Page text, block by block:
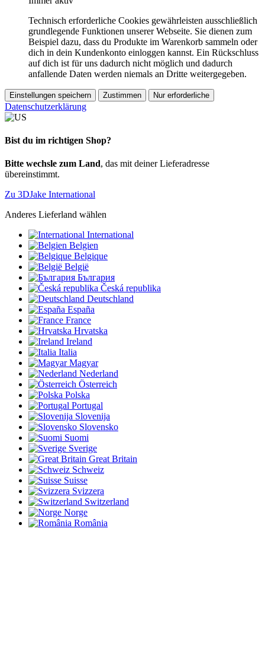
Technisch erforderliche Cookies gewährleisten ausschließlich
grundlegende Funktionen unserer Webseite. Sie dienen zum
Beispiel dazu, dass du Produkte im Warenkorb sammeln oder
dich in dein Kundenkonto einloggen kannst. Ein Rückschluss
auf dich ist für uns dadurch nicht möglich und dadurch
anfallende Daten werden niemals an Dritte weitergegeben.
Einstellungen speichern Zustimmen Nur erforderliche
Datenschutzerklärung
Bist du im richtigen Shop?
Bitte wechsle zum Land, das mit deiner Lieferadresse
übereinstimmt.
Zu 3DJake International
Anderes Lieferland wählen
International
Belgien
Belgique
België
България
Česká republika
Deutschland
España
France
Hrvatska
Ireland
Italia
Magyar
Nederland
Österreich
Polska
Portugal
Slovenija
Slovensko
Suomi
Sverige
Great Britain
Schweiz
Suisse
Svizzera
Switzerland
Norge
România